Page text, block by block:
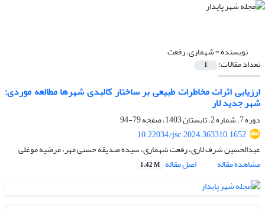
نویسنده =شهماری، رفعت
تعداد مقالات: 1
ارزیابی اثرات مخاطرات طبیعی بر ساختار کالبدی شهرها مطالعه موردی:
شهر جدید لار
دوره 7، شماره 2، تابستان 1403، صفحه
79-94
10.22034/jsc.2024.363310.1652
عبدالحسین شرف لاری، رفعت شهماری، سیده صدیقه حسنی مهر، مرضیه موغلی
مشاهده مقاله
اصل مقاله 1.42 M